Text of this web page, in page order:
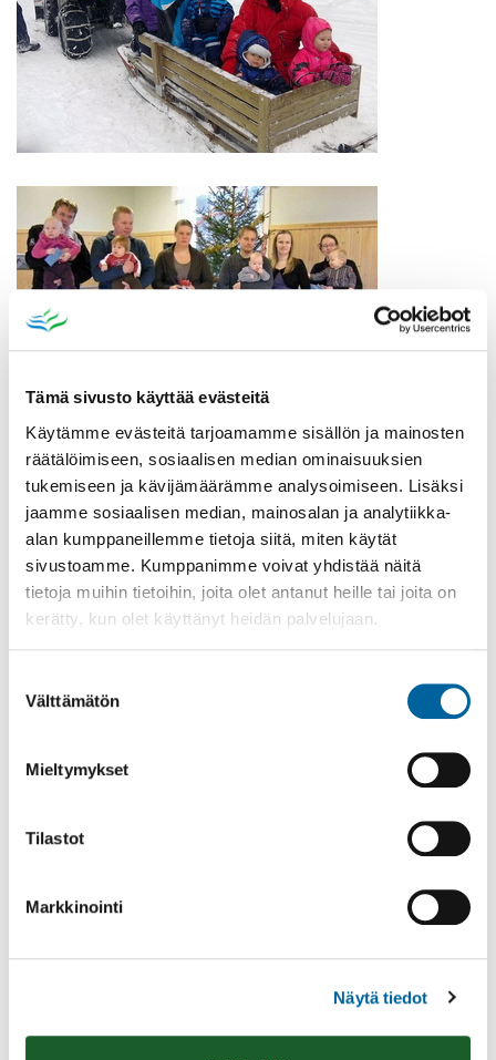
Tämä sivusto käyttää evästeitä
Käytämme evästeitä tarjoamamme sisällön ja mainosten
räätälöimiseen, sosiaalisen median ominaisuuksien
tukemiseen ja kävijämäärämme analysoimiseen. Lisäksi
jaamme sosiaalisen median, mainosalan ja analytiikka-
alan kumppaneillemme tietoja siitä, miten käytät
sivustoamme. Kumppanimme voivat yhdistää näitä
tietoja muihin tietoihin, joita olet antanut heille tai joita on
kerätty, kun olet käyttänyt heidän palvelujaan.
valinta
Välttämätön
Mieltymykset
Tilastot
Markkinointi
Näytä tiedot
ASUMINEN, RAKENTAMINEN JA TONTIT
KARTAT JA PAIKKATIETO
KAUPUNKISUUNNITTELU
KIINTEISTÖT
PALVELUHINNASTO JA TAKSAT
YMPÄRISTÖ JA LUONTO
Jaa